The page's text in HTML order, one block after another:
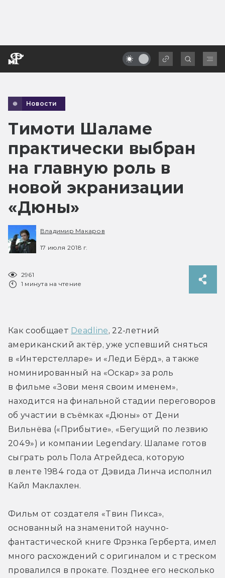
Новости
Тимоти Шаламе
практически выбран
на главную роль в
новой экранизации
«Дюны»
Владимир Макаров
17 июля 2018 г.
2961
1 минута на чтение
Как сообщает Deadline, 22-летний
американский актёр, уже успевший сняться
в «Интерстелларе» и «Леди Бёрд», а также
номинированный на «Оскар» за роль
в фильме «Зови меня своим именем»,
находится на финальной стадии переговоров
об участии в съёмках «Дюны» от Дени
Вильнёва («Прибытие», «Бегущий по лезвию
2049») и компании Legendary. Шаламе готов
сыграть роль Пола Атрейдеса, которую
в ленте 1984 года от Дэвида Линча исполнил
Кайл Маклахлен.
Фильм от создателя «Твин Пикса»,
основанный на знаменитой научно-
фантастической книге Фрэнка Герберта, имел
много расхождений с оригиналом и с треском
провалился в прокате. Позднее его несколько